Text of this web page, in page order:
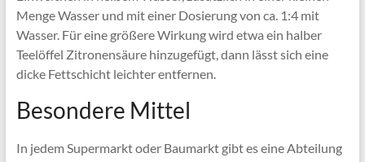
Menge Wasser und mit einer Dosierung von ca. 1:4 mit
Wasser. Für eine größere Wirkung wird etwa ein halber
Teelöffel Zitronensäure hinzugefügt, dann lässt sich eine
dicke Fettschicht leichter entfernen.
Besondere Mittel
In jedem Supermarkt oder Baumarkt gibt es eine Abteilung